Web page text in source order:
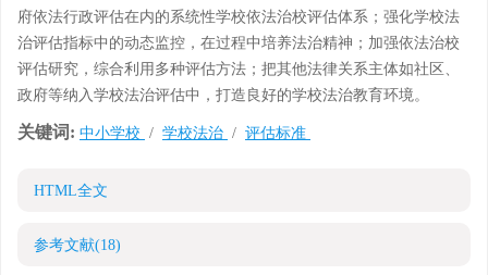
府依法行政评估在内的系统性学校依法治校评估体系；强化学校法
治评估指标中的动态监控，在过程中培养法治精神；加强依法治校
评估研究，综合利用多种评估方法；把其他法律关系主体如社区、
政府等纳入学校法治评估中，打造良好的学校法治教育环境。
关键词: 中小学校 / 学校法治 / 评估标准
HTML全文
参考文献(18)